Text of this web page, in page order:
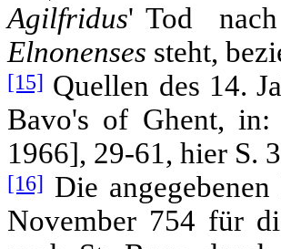
Agilfridus' Tod
Elnonenses steht,
[15] Quellen des 14.
Bavo's of Ghent, in:
1966], 29-61, hier S.
[16] Die
November 754 für